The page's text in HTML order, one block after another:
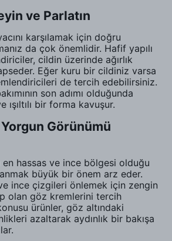
ve Parlatın
karşılamak için doğru
da çok önemlidir. Hafif yapılı
cildin üzerinde ağırlık
Eğer kuru bir cildiniz varsa
de tercih edebilirsiniz.
son adımı olduğunda
bir forma kavuşur.
Görünümü
hassas ve ince bölgesi olduğu
büyük bir önem arz eder.
ince çizgileri önlemek için zengin
olan göz kremlerini tercih
ürünler, göz altındaki
azaltarak aydınlık bir bakışa